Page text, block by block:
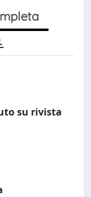
su rivista